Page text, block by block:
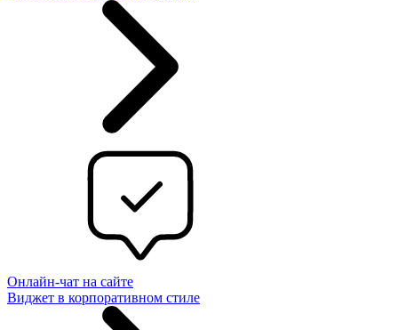
Онлайн-чат на сайте
Виджет в корпоративном стиле